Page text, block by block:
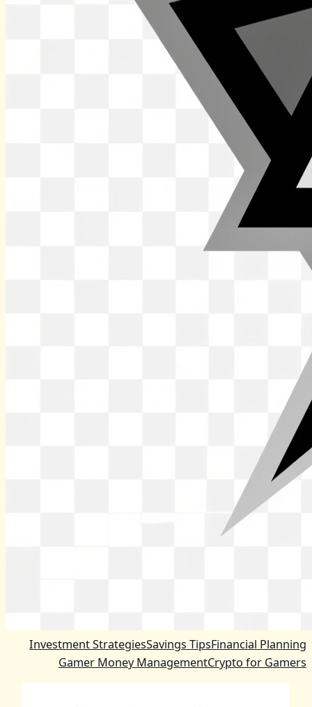
Investment StrategiesSavings TipsFinancial Planning
Gamer Money ManagementCrypto for Gamers